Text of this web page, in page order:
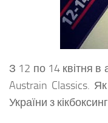
З 12 по 14 квітня в
Austrain Classics.
України з